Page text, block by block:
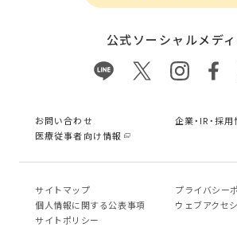
公式ソーシャルメデ
お問い合わせ
企業・IR・採用
医療従事者向け情報
サイトマップ
プライバシー
個⼈情報に関する公表事項
ウェブアクセ
サイトポリシー